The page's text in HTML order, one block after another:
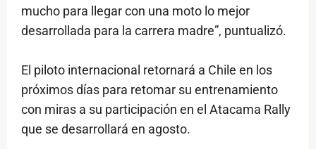
mucho para llegar con una moto lo mejor
desarrollada para la carrera madre”, puntualizó.
El piloto internacional retornará a Chile en los
próximos días para retomar su entrenamiento
con miras a su participación en el Atacama Rally
que se desarrollará en agosto.